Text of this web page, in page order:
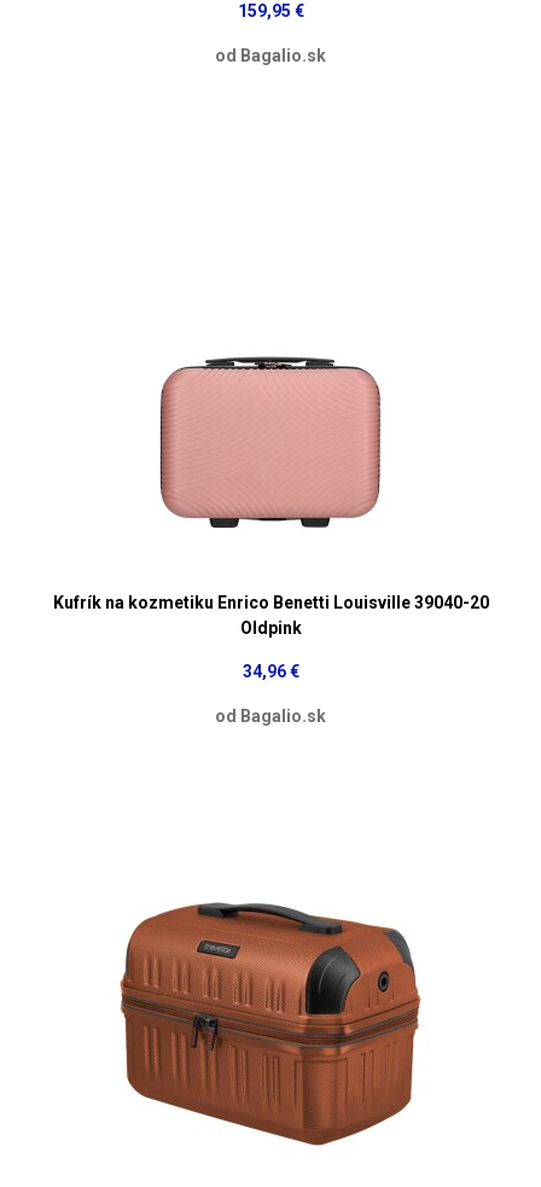
159,95 €
od Bagalio.sk
Kufrík na kozmetiku Enrico Benetti Louisville 39040-20
Oldpink
34,96 €
od Bagalio.sk